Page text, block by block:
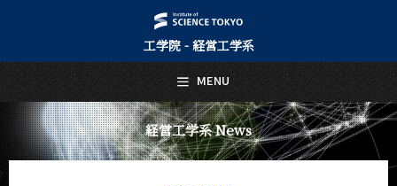
工学院 - 経営工学系
経営工学系 News
MENU
日本語 English
トップページ
Top Page
経営工学系について
About Us